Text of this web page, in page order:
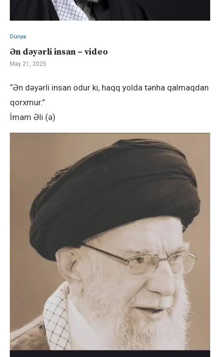
Dünya
Ən dəyərli insan – video
May 21, 2025
“Ən dəyərli insan odur ki, haqq yolda tənha qalmaqdan
qorxmur.”
İmam Əli (ə)